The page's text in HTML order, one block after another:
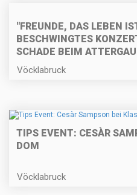
"FREUNDE, DAS LEBEN
BESCHWINGTES
SCHADE BEIM
Vöcklabruck
TIPS EVENT: CESÀR
DOM
Vöcklabruck